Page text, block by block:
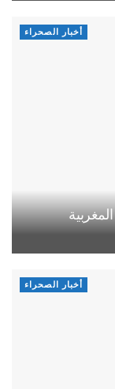
أخبار الصحراء
أخبار الصحراء